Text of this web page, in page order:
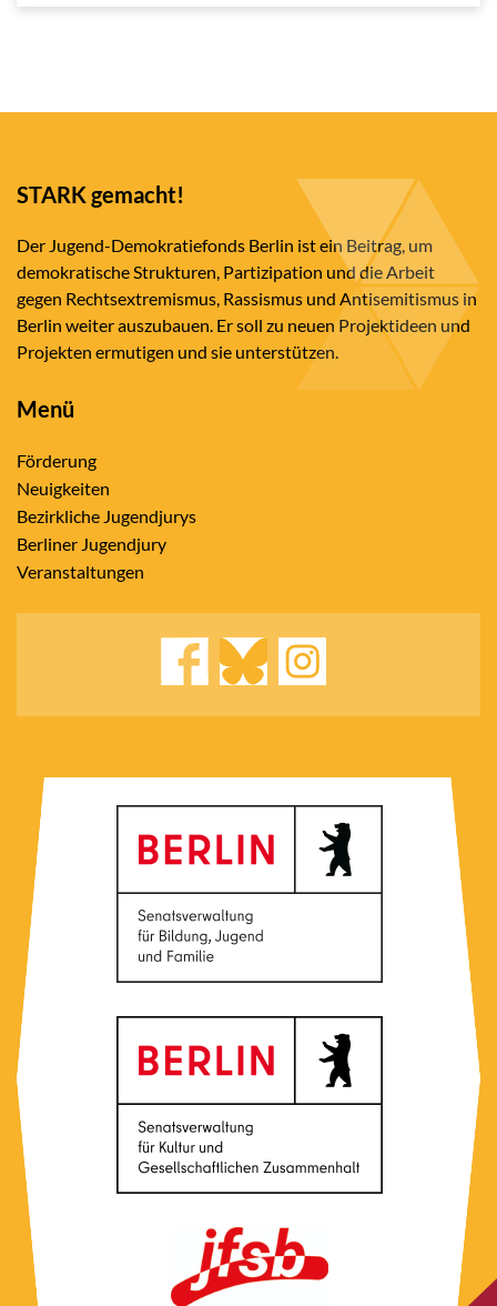
STARK gemacht!
Der Jugend-Demokratiefonds Berlin ist ein Beitrag, um
demokratische Strukturen, Partizipation und die Arbeit
gegen Rechtsextremismus, Rassismus und Antisemitismus in
Berlin weiter auszubauen. Er soll zu neuen Projektideen und
Projekten ermutigen und sie unterstützen.
Menü
Förderung
Neuigkeiten
Bezirkliche Jugendjurys
Berliner Jugendjury
Veranstaltungen